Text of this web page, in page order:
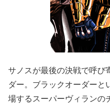
サノスが最後の決戦で呼び
ダー。ブラックオーダーと
場するスーパーヴィランの